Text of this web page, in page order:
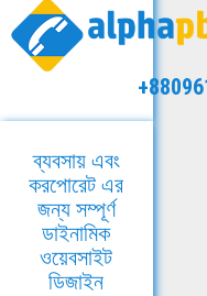
ব্যবসায় এবং
করপোরেট এর
জন্য সম্পূর্ণ
ডাইনামিক
ওয়েবসাইট
ডিজাইন